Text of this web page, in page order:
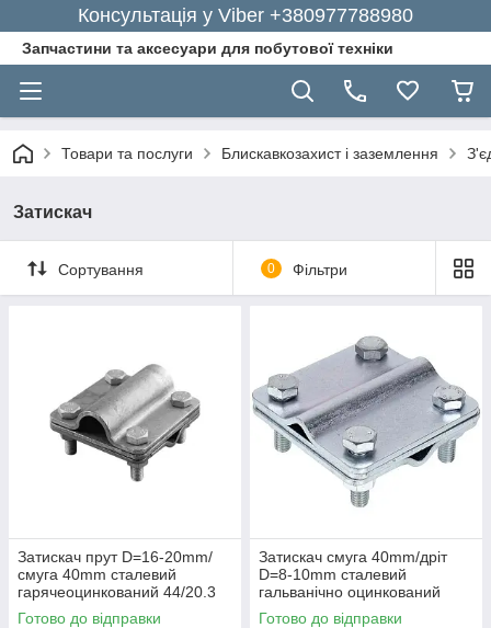
Консультація у Viber +380977788980
Запчастини та аксесуари для побутової техніки
Товари та послуги Блискавкозахист і заземлення
Затискач
Сортування 0 Фільтри
Затискач прут D=16-20mm/
смуга 40mm сталевий
гарячеоцинкований 44/20.3
ОСН
Готово до відправки
Затискач смуга 40mm/дріт
D=8-10mm сталевий
гальванічно оцинкований
44/8.3 OC
Готово до відправки